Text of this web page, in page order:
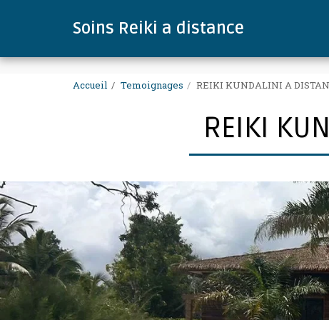
Soins Reiki a distance
Accueil Temoignages REIKI KUNDALINI A
REIKI